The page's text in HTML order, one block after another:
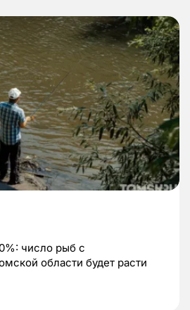
число рыб с
области будет расти